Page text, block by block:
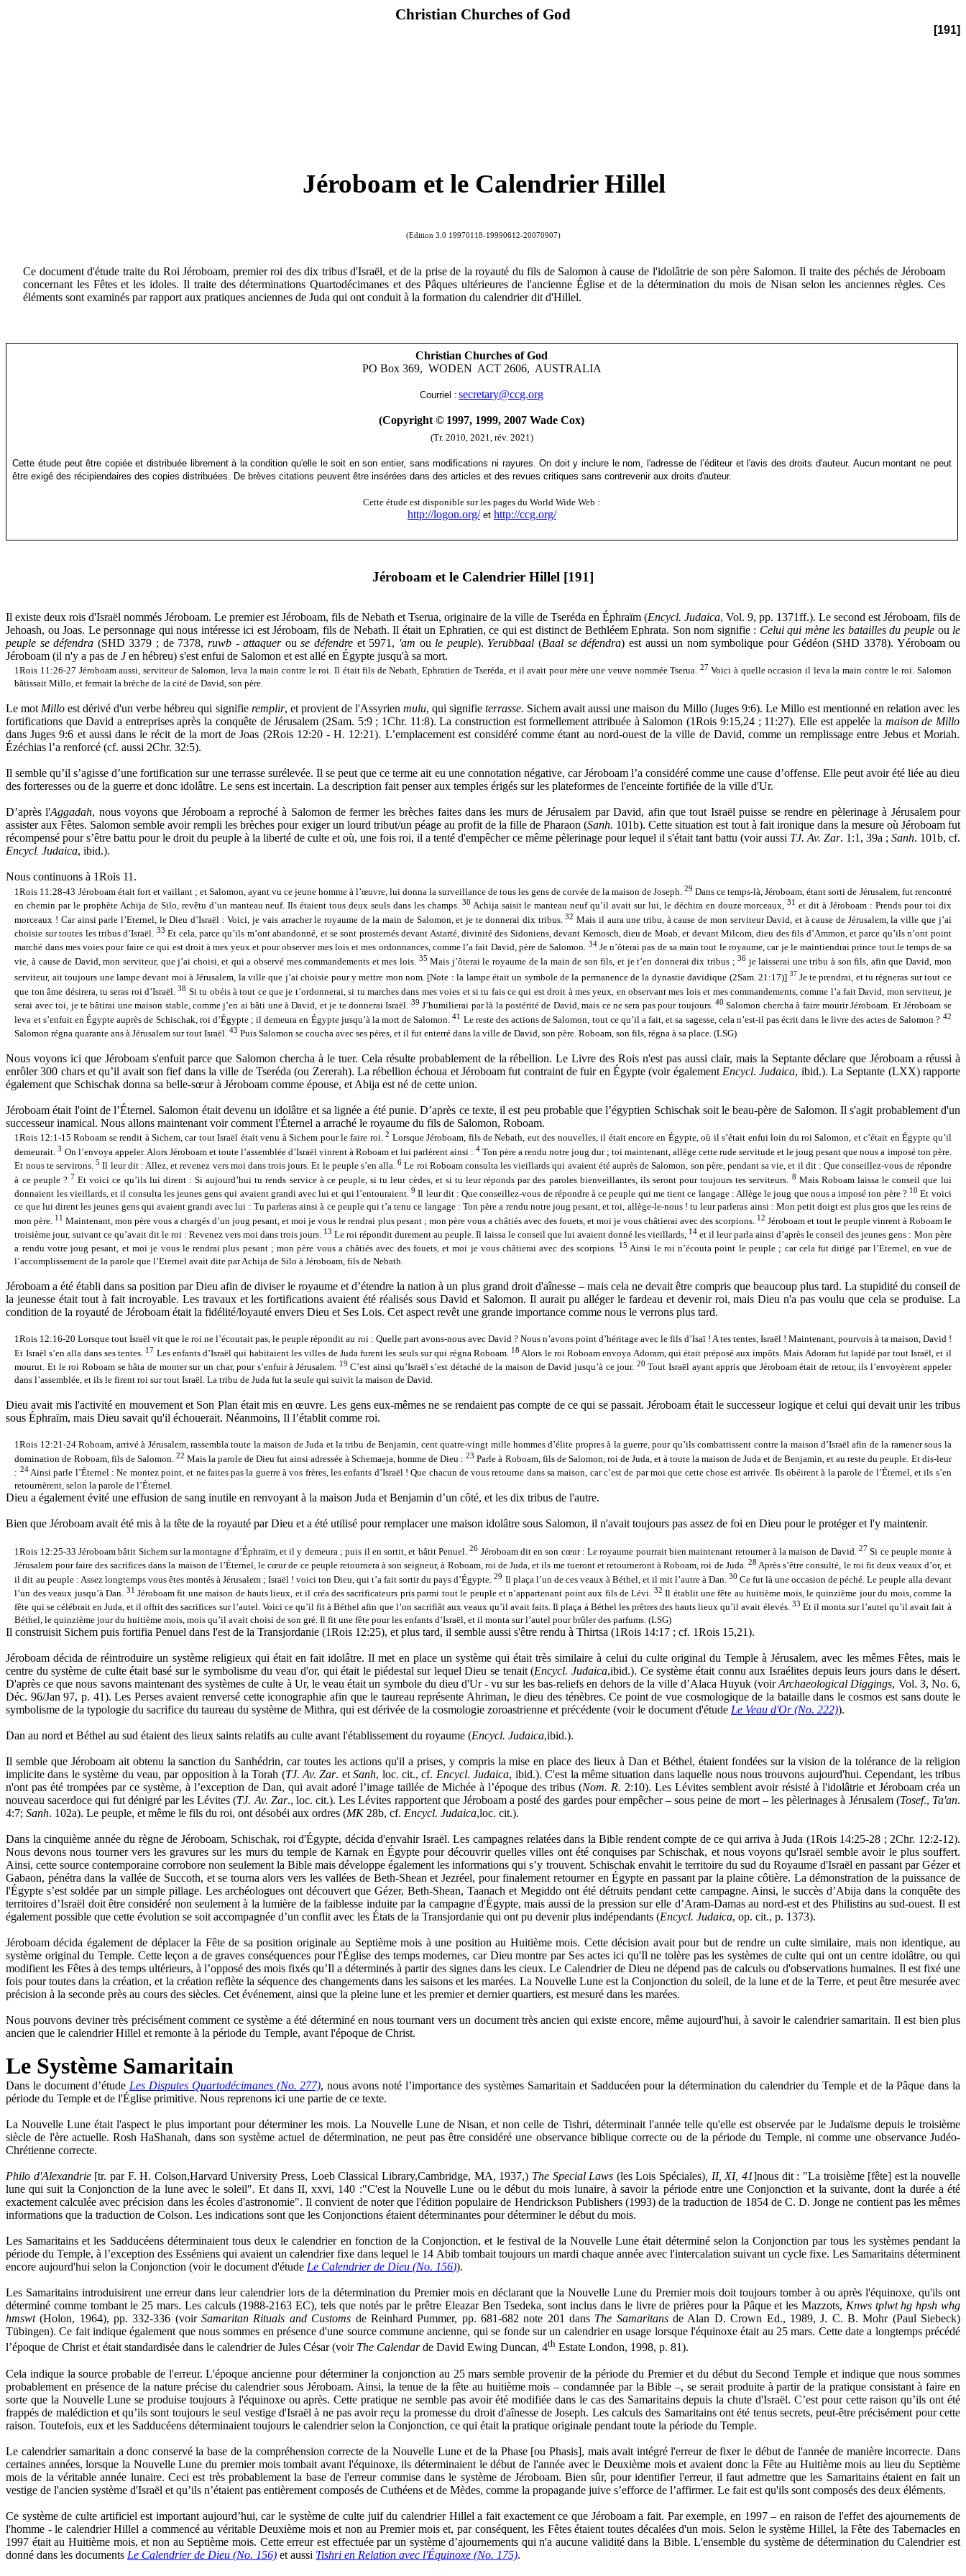
Christian Churches of God
[191]
Jéroboam et le Calendrier Hillel
(Edition 3.0 19970118-19990612-20070907)
Ce document d'étude traite du Roi Jéroboam, premier roi des dix tribus d'Israël, et de la prise de la royauté du fils de Salomon à cause de l'idolâtrie de son père Salomon. Il traite des péchés de Jéroboam
concernant les Fêtes et les idoles. Il traite des déterminations Quartodécimanes et des Pâques ultérieures de l'ancienne Église et de la détermination du mois de Nisan selon les anciennes règles. Ces
éléments sont examinés par rapport aux pratiques anciennes de Juda qui ont conduit à la formation du calendrier dit d'Hillel.
Christian Churches of God
PO Box 369, WODEN ACT 2606, AUSTRALIA
Courriel : secretary@ccg.org
(Copyright© 1997, 1999, 2007 Wade Cox)
(Tr. 2010, 2021, rév. 2021)
Cette étude peut être copiée et distribuée librement à la condition qu'elle le soit en son entier, sans modifications ni rayures. On doit y inclure le nom, l'adresse de l’éditeur et l'avis des droits d'auteur. Aucun montant ne peut
être exigé des récipiendaires des copies distribuées. De brèves citations peuvent être insérées dans des articles et des revues critiques sans contrevenir aux droits d'auteur.
Cette étude est disponible sur les pages du World Wide Web :
http://logon.org/et http://ccg.org/
Jéroboam et le Calendrier Hillel [191]
Il existe deux rois d'Israël nommés Jéroboam. Le premier est Jéroboam, fils de Nebath et Tserua, originaire de la ville de Tseréda en Éphraïm (Encycl. Judaica, Vol. 9, pp. 1371ff.). Le second est Jéroboam, fils de
Jehoash, ou Joas. Le personnage qui nous intéresse ici est Jéroboam, fils de Nebath. Il était un Ephratien, ce qui est distinct de Bethléem Ephrata. Son nom signifie : Celui qui mène les batailles du peuple ou le
peuple se défendra (SHD 3379 ; de 7378, ruwb-attaquerouse défendre et 5971, 'am ou le peuple). Yerubbaal (Baal se défendra) est aussi un nom symbolique pour Gédéon (SHD 3378). Yéroboam ou
Jéroboam (il n'y a pas de Jen hébreu) s'est enfui de Salomon et est allé en Égypte jusqu'à sa mort.
1Rois 11:26-27 Jéroboam aussi, serviteur de Salomon, leva la main contre le roi. Il était fils de Nebath, Ephratien de Tseréda, et il avait pour mère une veuve nommée Tserua. 27 Voici à quelle occasion il leva la main contre le roi. Salomon
bâtissait Millo, et fermait la brèche de la cité de David, son père.
Le mot Millo est dérivé d'un verbe hébreu qui signifie remplir, et provient de l'Assyrien mulu, qui signifieterrasse. Sichem avait aussi une maison du Millo (Juges 9:6). Le Millo est mentionné en relation avec les
fortifications que David a entreprises après la conquête de Jérusalem (2Sam. 5:9 ; 1Chr. 11:8). La construction est formellement attribuée à Salomon (1Rois 9:15,24 ; 11:27). Elle est appelée la maison de Millo
dans Juges 9:6 et aussi dans le récit de la mort de Joas (2Rois 12:20 - H. 12:21). L’emplacement est considéré comme étant au nord-ouest de la ville de David, comme un remplissage entre Jebus et Moriah.
Ézéchias l’a renforcé (cf. aussi 2Chr. 32:5).
Il semble qu’il s’agisse d’une fortification sur une terrasse surélevée. Il se peut que ce terme ait eu une connotation négative, car Jéroboam l’a considéré comme une cause d’offense. Elle peut avoir été liée au dieu
des forteresses ou de la guerre et donc idolâtre. Le sens est incertain. La description fait penser aux temples érigés sur les plateformes de l'enceinte fortifiée de la ville d'Ur.
D’après l'Aggadah, nous voyons que Jéroboam a reproché à Salomon de fermer les brèches faites dans les murs de Jérusalem par David, afin que tout Israël puisse se rendre en pèlerinage à Jérusalem pour
assister aux Fêtes. Salomon semble avoir rempli les brèches pour exiger un lourd tribut/un péage au profit de la fille de Pharaon (Sanh. 101b). Cette situation est tout à fait ironique dans la mesure où Jéroboam fut
récompensé pour s’être battu pour le droit du peuple à la liberté de culte et où, une fois roi, il a tenté d'empêcher ce même pèlerinage pour lequel il s'était tant battu (voir aussi TJ. Av. Zar. 1:1, 39a ; Sanh. 101b, cf.
Encycl. Judaica, ibid.).
Nous continuons à 1Rois 11.
1Rois 11:28-43 Jéroboam était fort et vaillant ; et Salomon, ayant vu ce jeune homme à l’œuvre, lui donna la surveillance de tous les gens de corvée de la maison de Joseph.29 Dans ce temps-là, Jéroboam, étant sorti de Jérusalem, fut rencontré
en chemin par le prophète Achija de Silo, revêtu d’un manteau neuf. Ils étaient tous deux seuls dans les champs. 30 Achija saisit le manteau neuf qu’il avait sur lui, le déchira en douze morceaux,31 et dit à Jéroboam : Prends pour toi dix
morceaux ! Car ainsi parle l’Eternel, le Dieu d’Israël : Voici, je vais arracher le royaume de la main de Salomon, et je te donnerai dix tribus.32 Mais il aura une tribu, à cause de mon serviteur David, et à cause de Jérusalem, la ville que j’ai
choisie sur toutes les tribus d’Israël. 33 Et cela, parce qu’ils m’ont abandonné, et se sont prosternés devant Astarté, divinité des Sidoniens, devant Kemosch, dieu de Moab, et devant Milcom, dieu des fils d’Ammon, et parce qu’ils n’ont point
marché dans mes voies pour faire ce qui est droit à mes yeux et pour observer mes lois et mes ordonnances, comme l’a fait David, père de Salomon. 34Je n’ôterai pas de sa main tout le royaume, car je le maintiendrai prince tout le temps de sa
vie, à cause de David, mon serviteur, que j’ai choisi, et qui a observé mes commandements et mes lois. 35 Mais j’ôterai le royaume de la main de son fils, et je t’en donnerai dix tribus ;36 je laisserai une tribu à son fils, afin que David, mon
serviteur, ait toujours une lampe devant moi à Jérusalem, la ville que j’ai choisie pour y mettre mon nom. [Note : la lampe était un symbole de la permanence de la dynastie davidique (2Sam. 21:17)] 37 Je te prendrai, et tu régneras sur tout ce
que ton âme désirera, tu seras roi d’Israël.38 Si tu obéis à tout ce que je t’ordonnerai, si tu marches dans mes voies et si tu fais ce qui est droit à mes yeux, en observant mes lois et mes commandements, comme l’a fait David, mon serviteur, je
serai avec toi, je te bâtirai une maison stable, comme j’en ai bâti une à David, et je te donnerai Israël. 39 J’humilierai par là la postérité de David, mais ce ne sera pas pour toujours. 40 Salomon chercha à faire mourir Jéroboam. Et Jéroboam se
leva et s’enfuit en Égypte auprès de Schischak, roi d’Égypte ; il demeura en Égypte jusqu’à la mort de Salomon.41 Le reste des actions de Salomon, tout ce qu’il a fait, et sa sagesse, cela n’est-il pas écrit dans le livre des actes de Salomon ? 42
Salomon régna quarante ans à Jérusalem sur tout Israël.43 Puis Salomon se coucha avec ses pères, et il fut enterré dans la ville de David, son père. Roboam, son fils, régna à sa place.(LSG)
Nous voyons ici que Jéroboam s'enfuit parce que Salomon chercha à le tuer. Cela résulte probablement de la rébellion. Le Livre des Rois n'est pas aussi clair, mais la Septante déclare que Jéroboam a réussi à
enrôler 300 chars et qu’il avait son fief dans la ville de Tseréda (ou Zererah). La rébellion échoua et Jéroboam fut contraint de fuir en Égypte (voir également Encycl. Judaica, ibid.). La Septante (LXX) rapporte
également que Schischak donna sa belle-sœur à Jéroboam comme épouse, et Abija est né de cette union.
Jéroboam était l'oint de l’Éternel. Salomon était devenu un idolâtre et sa lignée a été punie. D’après ce texte, il est peu probable que l’égyptien Schischak soit le beau-père de Salomon. Il s'agit probablement d'un
successeur inamical. Nous allons maintenant voir comment l'Éternel a arraché le royaume du fils de Salomon, Roboam.
1Rois 12:1-15 Roboam se rendit à Sichem, car tout Israël était venu à Sichem pour le faire roi.2 Lorsque Jéroboam, fils de Nebath, eut des nouvelles, il était encore en Égypte, où il s’était enfui loin du roi Salomon, et c’était en Égypte qu’il
demeurait.3 On l’envoya appeler. Alors Jéroboam et toute l’assemblée d’Israël vinrent à Roboam et lui parlèrent ainsi : 4Ton père a rendu notre joug dur ; toi maintenant, allège cette rude servitude et le joug pesant que nous a imposé ton père.
Et nous te servirons.5 Il leur dit : Allez, et revenez vers moi dans trois jours. Et le peuple s’en alla.6 Le roi Roboam consulta les vieillards qui avaient été auprès de Salomon, son père, pendant sa vie, et il dit : Que conseillez-vous de répondre
à ce peuple ? 7 Et voici ce qu’ils lui dirent : Si aujourd’hui tu rends service à ce peuple, si tu leur cèdes, et si tu leur réponds par des paroles bienveillantes, ils seront pour toujours tes serviteurs. 8 Mais Roboam laissa le conseil que lui
donnaient les vieillards, et il consulta les jeunes gens qui avaient grandi avec lui et qui l’entouraient.9 Il leur dit : Que conseillez-vous de répondre à ce peuple qui me tient ce langage : Allège le joug que nous a imposé ton père ? 10 Et voici
ce que lui dirent les jeunes gens qui avaient grandi avec lui : Tu parleras ainsi à ce peuple qui t’a tenu ce langage : Ton père a rendu notre joug pesant, et toi, allège-le-nous ! tu leur parleras ainsi : Mon petit doigt est plus gros que les reins de
mon père. 11 Maintenant, mon père vous a chargés d’un joug pesant, et moi je vous le rendrai plus pesant ; mon père vous a châtiés avec des fouets, et moi je vous châtierai avec des scorpions. 12 Jéroboam et tout le peuple vinrent à Roboam le
troisième jour, suivant ce qu’avait dit le roi : Revenez vers moi dans trois jours. 13 Le roi répondit durement au peuple. Il laissa le conseil que lui avaient donné les vieillards, 14et il leur parla ainsi d’après le conseil des jeunes gens : Mon père
a rendu votre joug pesant, et moi je vous le rendrai plus pesant ; mon père vous a châtiés avec des fouets, et moi je vous châtierai avec des scorpions. 15 Ainsi le roi n’écouta point le peuple ; car cela fut dirigé par l’Eternel, en vue de
l’accomplissement de la parole que l’Eternel avait dite par Achija de Silo à Jéroboam, fils de Nebath.
Jéroboam a été établi dans sa position par Dieu afin de diviser le royaume et d’étendre la nation à un plus grand droit d'aînesse – mais cela ne devait être compris que beaucoup plus tard. La stupidité du conseil de
la jeunesse était tout à fait incroyable. Les travaux et les fortifications avaient été réalisés sous David et Salomon. Il aurait pu alléger le fardeau et devenir roi, mais Dieu n'a pas voulu que cela se produise. La
condition de la royauté de Jéroboam était la fidélité/loyauté envers Dieu et Ses Lois. Cet aspect revêt une grande importance comme nous le verrons plus tard.
1Rois 12:16-20 Lorsque tout Israël vit que le roi ne l’écoutait pas, le peuple répondit au roi : Quelle part avons-nous avec David ? Nous n’avons point d’héritage avec le fils d’Isaï ! A tes tentes, Israël ! Maintenant, pourvois à ta maison, David !
Et Israël s’en alla dans ses tentes. 17 Les enfants d’Israël qui habitaient les villes de Juda furent les seuls sur qui régna Roboam. 18 Alors le roi Roboam envoya Adoram, qui était préposé aux impôts. Mais Adoram fut lapidé par tout Israël, et il
mourut. Et le roi Roboam se hâta de monter sur un char, pour s’enfuir à Jérusalem. 19 C’est ainsi qu’Israël s’est détaché de la maison de David jusqu’à ce jour. 20 Tout Israël ayant appris que Jéroboam était de retour, ils l’envoyèrent appeler
dans l’assemblée, et ils le firent roi sur tout Israël. La tribu de Juda fut la seule qui suivit la maison de David.
Dieu avait mis l'activité en mouvement et Son Plan était mis en œuvre. Les gens eux-mêmes ne se rendaient pas compte de ce qui se passait. Jéroboam était le successeur logique et celui qui devait unir les tribus
sous Éphraïm, mais Dieu savait qu'il échouerait. Néanmoins, Il l’établit comme roi.
1Rois 12:21-24Roboam, arrivé à Jérusalem, rassembla toute la maison de Juda et la tribu de Benjamin, cent quatre-vingt mille hommes d’élite propres à la guerre, pour qu’ils combattissent contre la maison d’Israël afin de la ramener sous la
domination de Roboam, fils de Salomon. 22 Mais la parole de Dieu fut ainsi adressée à Schemaeja, homme de Dieu :23 Parle à Roboam, fils de Salomon, roi de Juda, et à toute la maison de Juda et de Benjamin, et au reste du peuple. Et dis-leur
: 24Ainsi parle l’Éternel : Ne montez point, et ne faites pas la guerre à vos frères, les enfants d’Israël ! Que chacun de vous retourne dans sa maison, car c’est de par moi que cette chose est arrivée. Ils obéirent à la parole de l’Éternel, et ils s’en
retournèrent, selon la parole de l’Éternel.
Dieu a également évité une effusion de sang inutile en renvoyant à la maison Juda et Benjamin d’un côté, et les dix tribus de l'autre.
Bien que Jéroboam avait été mis à la tête de la royauté par Dieu et a été utilisé pour remplacer une maison idolâtre sous Salomon, il n'avait toujours pas assez de foi en Dieu pour le protéger et l'y maintenir.
1Rois 12:25-33 Jéroboam bâtit Sichem sur la montagne d’Éphraïm, et il y demeura ; puis il en sortit, et bâtit Penuel.26 Jéroboam dit en son cœur : Le royaume pourrait bien maintenant retourner à la maison de David.27 Si ce peuple monte à
Jérusalem pour faire des sacrifices dans la maison de l’Éternel, le cœur de ce peuple retournera à son seigneur, à Roboam, roi de Juda, et ils me tueront et retourneront à Roboam, roi de Juda. 28 Après s’être consulté, le roi fit deux veaux d’or, et
il dit au peuple : Assez longtemps vous êtes montés à Jérusalem ; Israël ! voici ton Dieu, qui t’a fait sortir du pays d’Égypte.29 Il plaça l’un de ces veaux à Béthel, et il mit l’autre à Dan.30 Ce fut là une occasion de péché. Le peuple alla devant
l’un des veaux jusqu’à Dan.
31 Jéroboam fit une maison de hauts lieux, et il créa des sacrificateurs pris parmi tout le peuple et n’appartenant point aux fils de Lévi. 32 Il établit une fête au huitième mois, le quinzième jour du mois, comme la
fête qui se célébrait en Juda, et il offrit des sacrifices sur l’autel. Voici ce qu’il fit à Béthel afin que l’on sacrifiât aux veaux qu’il avait faits. Il plaça à Béthel les prêtres des hauts lieux qu’il avait élevés. 33 Et il monta sur l’autel qu’il avait fait à
Béthel, le quinzième jour du huitième mois, mois qu’il avait choisi de son gré. Il fit une fête pour les enfants d’Israël, et il monta sur l’autel pour brûler des parfums.(LSG)
Il construisit Sichem puis fortifia Penuel dans l'est de la Transjordanie (1Rois 12:25), et plus tard, il semble aussi s'être rendu à Thirtsa (1Rois 14:17 ; cf. 1Rois 15,21).
Jéroboam décida de réintroduire un système religieux qui était en fait idolâtre. Il met en place un système qui était très similaire à celui du culte original du Temple à Jérusalem, avec les mêmes Fêtes, mais le
centre du système de culte était basé sur le symbolisme du veau d'or, qui était le piédestal sur lequel Dieu se tenait (Encycl. Judaica,ibid.). Ce système était connu aux Israélites depuis leurs jours dans le désert.
D'après ce que nous savons maintenant des systèmes de culte à Ur, le veau était un symbole du dieu d'Ur - vu sur les bas-reliefs en dehors de la ville d’Alaca Huyuk (voirArchaeological Diggings, Vol. 3, No. 6,
Déc. 96/Jan 97, p. 41). Les Perses avaient renversé cette iconographie afin que le taureau représente Ahriman, le dieu des ténèbres. Ce point de vue cosmologique de la bataille dans le cosmos est sans doute le
symbolisme de la typologie du sacrifice du taureau du système de Mithra, qui est dérivée de la cosmologie zoroastrienne et précédente (voir le document d'étude Le Veau d'Or (No. 222)).
Dan au nord et Béthel au sud étaient des lieux saints relatifs au culte avant l'établissement du royaume (Encycl. Judaica,ibid.).
Il semble que Jéroboam ait obtenu la sanction du Sanhédrin, car toutes les actions qu'il a prises, y compris la mise en place des lieux à Dan et Béthel, étaient fondées sur la vision de la tolérance de la religion
implicite dans le système du veau, par opposition à la Torah (TJ. Av. Zar. etSanh, loc. cit., cf. Encycl.Judaica, ibid.). C'est la même situation dans laquelle nous nous trouvons aujourd'hui. Cependant, les tribus
n'ont pas été trompées par ce système, à l’exception de Dan, qui avait adoré l’image taillée de Michée à l’époque des tribus (Nom. R. 2:10). Les Lévites semblent avoir résisté à l'idolâtrie et Jéroboam créa un
nouveau sacerdoce qui fut dénigré par les Lévites (TJ. Av. Zar., loc. cit.). Les Lévites rapportent que Jéroboam a posté des gardes pour empêcher–sous peine de mort–les pèlerinages à Jérusalem (Tosef., Ta'an.
4:7; Sanh. 102a). Le peuple, et même le fils du roi, ont désobéi aux ordres (MK28b, cf. Encycl. Judaica,loc. cit.).
Dans la cinquième année du règne de Jéroboam, Schischak, roi d'Égypte, décida d'envahir Israël. Les campagnes relatées dans la Bible rendent compte de ce qui arriva à Juda (1Rois 14:25-28 ; 2Chr. 12:2-12).
Nous devons nous tourner vers les gravures sur les murs du temple de Karnak en Égypte pour découvrir quelles villes ont été conquises par Schischak, et nous voyons qu'Israël semble avoir le plus souffert.
Ainsi, cette source contemporaine corrobore non seulement la Bible mais développe également les informations qui s’y trouvent. Schischak envahit le territoire du sud du Royaume d'Israël en passant par Gézer et
Gabaon, pénétra dans la vallée de Succoth, et se tourna alors vers les vallées de Beth-Shean et Jezréel, pour finalement retourner en Égypte en passant par la plaine côtière. La démonstration de la puissance de
l'Égypte s’est soldée par un simple pillage. Les archéologues ont découvert que Gézer, Beth-Shean, Taanach et Megiddo ont été détruits pendant cette campagne. Ainsi, le succès d’Abija dans la conquête des
territoires d’Israël doit être considéré non seulement à la lumière de la faiblesse induite par la campagne d'Égypte, mais aussi de la pression sur elle d’Aram-Damas au nord-est et des Philistins au sud-ouest. Il est
également possible que cette évolution se soit accompagnée d’un conflit avec les États de la Transjordanie qui ont pu devenir plus indépendants (Encycl. Judaica, op. cit., p. 1373).
Jéroboam décida également de déplacer la Fête de sa position originale au Septième mois à une position au Huitième mois. Cette décision avait pour but de rendre un culte similaire, mais non identique, au
système original du Temple. Cette leçon a de graves conséquences pour l'Église des temps modernes, car Dieu montre par Ses actes ici qu'Il ne tolère pas les systèmes de culte qui ont un centre idolâtre, ou qui
modifient les Fêtes à des temps ultérieurs, à l’opposé des mois fixés qu’Il a déterminés à partir des signes dans les cieux. Le Calendrier de Dieu ne dépend pas de calculs ou d'observations humaines. Il est fixé une
fois pour toutes dans la création, et la création reflète la séquence des changements dans les saisons et les marées. La Nouvelle Lune est la Conjonction du soleil, de la lune et de la Terre, et peut être mesurée avec
précision à la seconde près au cours des siècles. Cet événement, ainsi que la pleine lune et les premier et dernier quartiers, est mesuré dans les marées.
Nous pouvons deviner très précisément comment ce système a été déterminé en nous tournant vers un document très ancien qui existe encore, même aujourd'hui, à savoir le calendrier samaritain. Il est bien plus
ancien que le calendrier Hillel et remonte à la période du Temple, avant l'époque de Christ.
Le Système Samaritain
Dans le document d’étudeLes Disputes Quartodécimanes (No. 277), nous avons noté l’importance des systèmes Samaritain et Sadducéen pour la détermination du calendrier du Temple et de la Pâque dans la
période du Temple et de l'Église primitive. Nous reprenons ici une partie de ce texte.
La Nouvelle Lune était l'aspect le plus important pour déterminer les mois. La Nouvelle Lune de Nisan, et non celle de Tishri, déterminait l'année telle qu'elle est observée par le Judaïsme depuis le troisième
siècle de l'ère actuelle. Rosh HaShanah, dans son système actuel de détermination, ne peut pas être considéré une observance biblique correcte ou de la période du Temple, ni comme une observance Judéo-
Chrétienne correcte.
Philo d'Alexandrie [tr. par F. H. Colson,Harvard University Press, Loeb Classical Library,Cambridge, MA, 1937,) The Special Laws (les Lois Spéciales), II, XI, 41]nous dit : "La troisième [fête] est la nouvelle
lune qui suit la Conjonction de la lune avec le soleil".Et dans II, xxvi, 140 :"C'est la Nouvelle Lune ou le début du mois lunaire, à savoir la période entre une Conjonction et la suivante, dont la durée a été
exactement calculée avec précision dans les écoles d'astronomie". Il convient de noter que l'édition populaire de Hendrickson Publishers (1993) de la traduction de 1854 de C. D. Jonge ne contient pas les mêmes
informations que la traduction de Colson. Les indications sont que les Conjonctions étaient déterminantes pour déterminer le début du mois.
Les Samaritains et les Sadducéens déterminaient tous deux le calendrier en fonction de la Conjonction, et le festival de la Nouvelle Lune était déterminé selon la Conjonction par tous les systèmes pendant la
période du Temple, à l’exception des Esséniens qui avaient un calendrier fixe dans lequel le 14 Abib tombait toujours un mardi chaque année avec l'intercalation suivant un cycle fixe. Les Samaritains déterminent
encore aujourd'hui selon la Conjonction (voir le document d'étude Le Calendrier de Dieu (No. 156)).
Les Samaritains introduisirent une erreur dans leur calendrier lors de la détermination du Premier mois en déclarant que la Nouvelle Lune du Premier mois doit toujours tomber à ou après l'équinoxe, qu'ils ont
déterminé comme tombant le 25 mars. Les calculs (1988-2163 EC), tels que notés par le prêtre Eleazar Ben Tsedeka, sont inclus dans le livre de prières pour la Pâque et les Mazzots, Knws tplwt hg hpsh whg
hmswt(Holon, 1964), pp. 332-336 (voirSamaritan Rituals and Customs de Reinhard Pummer, pp. 681-682 note 201 dans The Samaritansde Alan D. Crown Ed., 1989, J. C. B. Mohr (Paul Siebeck)
Tübingen). Ce fait indique également que nous sommes en présence d'une source commune ancienne, qui se fonde sur un calendrier en usage lorsque l'équinoxe était au 25 mars. Cette date a longtemps précédé
l’époque de Christ et était standardisée dans le calendrier de Jules César (voir The Calendarde David Ewing Duncan, 4th Estate London, 1998, p. 81).
Cela indique la source probable de l'erreur. L'époque ancienne pour déterminer la conjonction au 25 mars semble provenir de la période du Premier et du début du Second Temple et indique que nous sommes
probablement en présence de la nature précise du calendrier sous Jéroboam. Ainsi, la tenue de la fête au huitième mois – condamnée par la Bible –, se serait produite à partir de la pratique consistant à faire en
sorte que la Nouvelle Lune se produise toujours à l'équinoxe ou après. Cette pratique ne semble pas avoir été modifiée dans le cas des Samaritains depuis la chute d'Israël. C’est pour cette raison qu’ils ont été
frappés de malédiction et qu’ils sont toujours le seul vestige d'Israël à ne pas avoir reçu la promesse du droit d'aînesse de Joseph. Les calculs des Samaritains ont été tenus secrets, peut-être précisément pour cette
raison. Toutefois, eux et les Sadducéens déterminaient toujours le calendrier selon la Conjonction, ce qui était la pratique originale pendant toute la période du Temple.
Le calendrier samaritain a donc conservé la base de la compréhension correcte de la Nouvelle Lune et de la Phase [ou Phasis], mais avait intégré l'erreur de fixer le début de l'année de manière incorrecte. Dans
certaines années, lorsque la Nouvelle Lune du premier mois tombait avant l'équinoxe, ils déterminaient le début de l'année avec le Deuxième mois et avaient donc la Fête au Huitième mois au lieu du Septième
mois de la véritable année lunaire. Ceci est très probablement la base de l'erreur commise dans le système de Jéroboam. Bien sûr, pour identifier l'erreur, il faut admettre que les Samaritains étaient en fait un
vestige de l'ancien système d'Israël et qu’ils n’étaient pas entièrement composés de Cuthéens et de Mèdes, comme la propagande juive s’efforce de l’affirmer. Le fait est qu'ils sont composés des deux éléments.
Ce système de culte artificiel est important aujourd’hui, car le système de culte juif du calendrier Hillel a fait exactement ce que Jéroboam a fait. Par exemple, en 1997 – en raison de l'effet des ajournements de
l'homme - le calendrier Hillel a commencé au véritable Deuxième mois et non au Premier mois et, par conséquent, les Fêtes étaient toutes décalées d'un mois. Selon le système Hillel, la Fête des Tabernacles en
1997 était au Huitième mois, et non au Septième mois. Cette erreur est effectuée par un système d’ajournements qui n'a aucune validité dans la Bible. L'ensemble du système de détermination du Calendrier est
donné dans les documents Le Calendrier de Dieu (No. 156) et aussi Tishri en Relation avec l'Équinoxe (No. 175).